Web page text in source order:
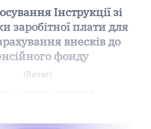
Інструкції зі
заробітної плати для
внесків до
фонду
(Витяг)